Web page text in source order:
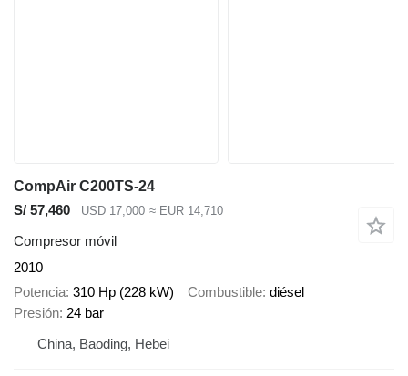
CompAir C200TS-24
S/ 57,460
USD 17,000 ≈ EUR 14,710
Compresor móvil
2010
Potencia 310 Hp (228 kW) Combustible diésel
Presión 24 bar
China, Baoding, Hebei